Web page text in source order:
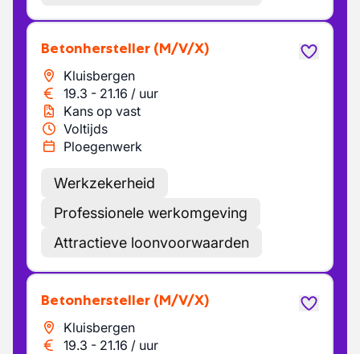
Betonhersteller (M/V/X)
Kluisbergen
19.3 - 21.16 / uur
Kans op vast
Voltijds
Ploegenwerk
Werkzekerheid
Professionele werkomgeving
Attractieve loonvoorwaarden
Betonhersteller (M/V/X)
Kluisbergen
19.3 - 21.16 / uur